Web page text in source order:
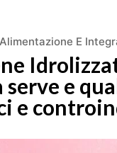
Alimentazione E
serve e
e